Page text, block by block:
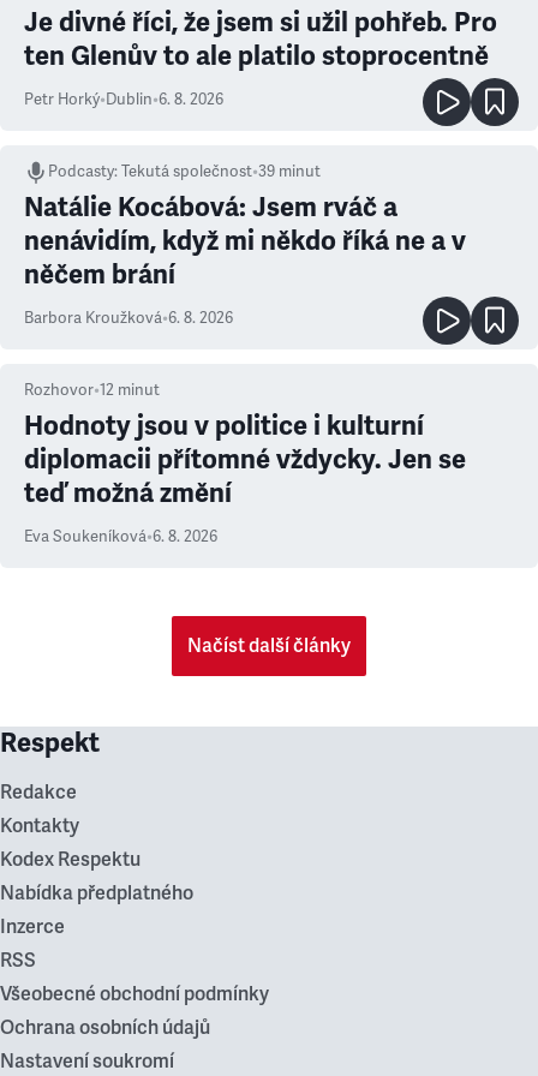
Je divné říci, že jsem si užil pohřeb. Pro
ten Glenův to ale platilo stoprocentně
Petr Horký•Dublin•6. 8. 2026
Podcasty:Tekutá společnost•39 minut
Natálie Kocábová: Jsem rváč a
nenávidím, když mi někdo říká ne a v
něčem brání
Barbora Kroužková•6. 8. 2026
Rozhovor•12 minut
Hodnoty jsou v politice i kulturní
diplomacii přítomné vždycky. Jen se
teď možná změní
Eva Soukeníková•6. 8. 2026
Načíst další články
Respekt
Redakce
Kontakty
Kodex Respektu
Nabídka předplatného
Inzerce
RSS
Všeobecné obchodní podmínky
Ochrana osobních údajů
Nastavení soukromí